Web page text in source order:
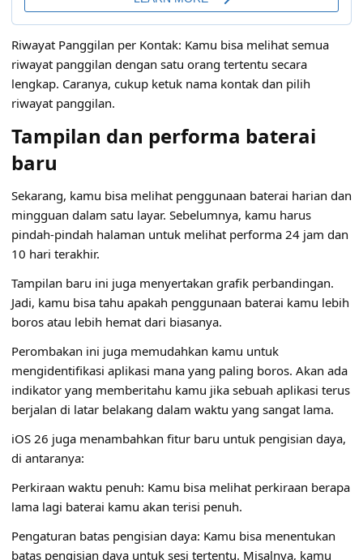
Riwayat Panggilan per Kontak: Kamu bisa melihat semua
riwayat panggilan dengan satu orang tertentu secara
lengkap. Caranya, cukup ketuk nama kontak dan pilih
riwayat panggilan.
Tampilan dan performa baterai
baru
Sekarang, kamu bisa melihat penggunaan baterai harian dan
mingguan dalam satu layar. Sebelumnya, kamu harus
pindah-pindah halaman untuk melihat performa 24 jam dan
10 hari terakhir.
Tampilan baru ini juga menyertakan grafik perbandingan.
Jadi, kamu bisa tahu apakah penggunaan baterai kamu lebih
boros atau lebih hemat dari biasanya.
Perombakan ini juga memudahkan kamu untuk
mengidentifikasi aplikasi mana yang paling boros. Akan ada
indikator yang memberitahu kamu jika sebuah aplikasi terus
berjalan di latar belakang dalam waktu yang sangat lama.
iOS 26 juga menambahkan fitur baru untuk pengisian daya,
di antaranya:
Perkiraan waktu penuh: Kamu bisa melihat perkiraan berapa
lama lagi baterai kamu akan terisi penuh.
Pengaturan batas pengisian daya: Kamu bisa menentukan
batas pengisian daya untuk sesi tertentu. Misalnya, kamu